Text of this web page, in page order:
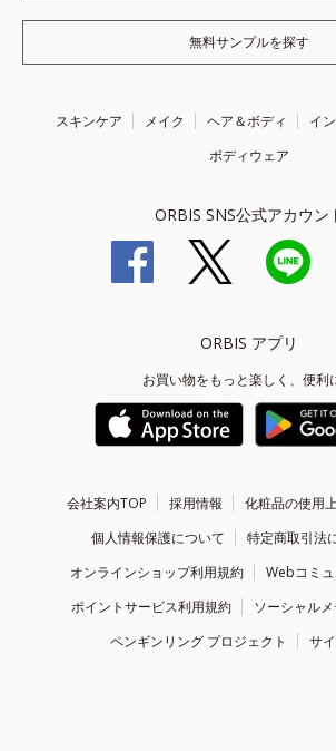
無料サンプルを探す
スキンケア メイク ヘア＆ボディ
イ
ボディウェア
ORBIS SNS公式アカウン
ORBIS アプリ
お買い物をもっと楽しく、便利
会社案内TOP 採用情報
化粧品の使用
個人情報保護について
特定商取引法
オンラインショップ利用規約
Webコミ
ポイントサービス利用規約
ソーシャル
ペンギンリング プロジェクト
サ